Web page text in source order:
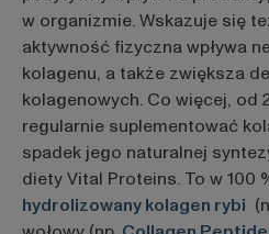
w organizmie. Wskazuje się
aktywność fizyczna wpływa
kolagenu, a także zwiększa
kolagenowych. Co więcej, od
regularnie suplementować
spadek jego naturalnej
diety Vital Proteins. To w 100
hydrolizowany kolagen rybi